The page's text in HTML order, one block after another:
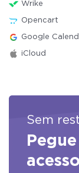
Wrike
Opencart
Google
iCloud
Sem